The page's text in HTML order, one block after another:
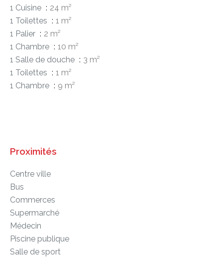
1 Cuisine
24 m²
1 Toilettes
1 m²
1 Palier
2 m²
1 Chambre
10 m²
1 Salle de douche
3 m²
1 Toilettes
1 m²
1 Chambre
9 m²
Proximités
Centre ville
Bus
Commerces
Supermarché
Médecin
Piscine publique
Salle de sport